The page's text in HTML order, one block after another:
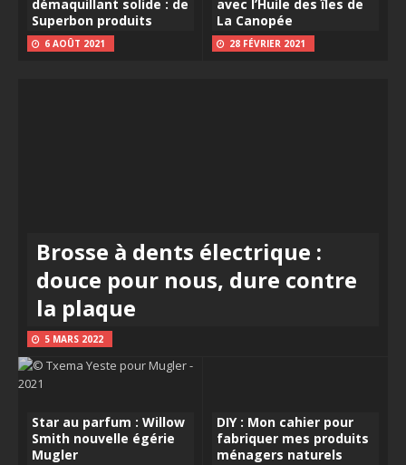
démaquillant solide : de
Superbon produits
6 AOÛT 2021
avec l’Huile des îles de
La Canopée
28 FÉVRIER 2021
Brosse à dents électrique :
douce pour nous, dure contre
la plaque
5 MARS 2022
Star au parfum : Willow
Smith nouvelle égérie
Mugler
DIY : Mon cahier pour
fabriquer mes produits
ménagers naturels